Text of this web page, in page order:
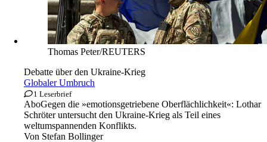
Thomas Peter/REUTERS
Debatte über den Ukraine-Krieg
Globaler Umbruch
1 Leserbrief
AboGegen die »emotionsgetriebene Oberflächlichkeit«: Lothar
Schröter untersucht den Ukraine-Krieg als Teil eines
weltumspannenden Konflikts.
Von Stefan Bollinger